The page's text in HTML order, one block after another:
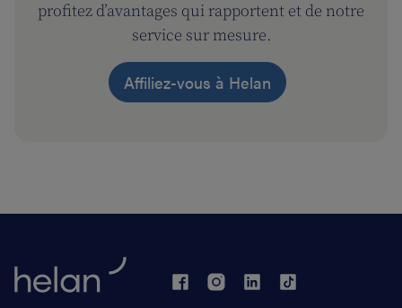
profitez d’avantages qui rapportent et de notre
service sur mesure.
Affiliez-vous à Helan